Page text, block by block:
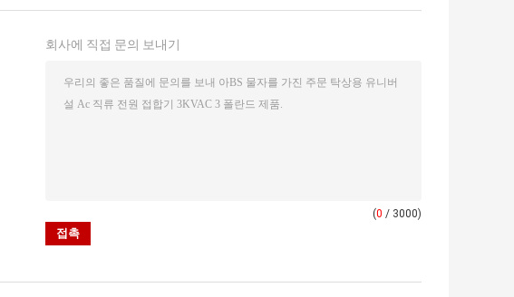
회사에 직접 문의 보내기
(0 / 3000)